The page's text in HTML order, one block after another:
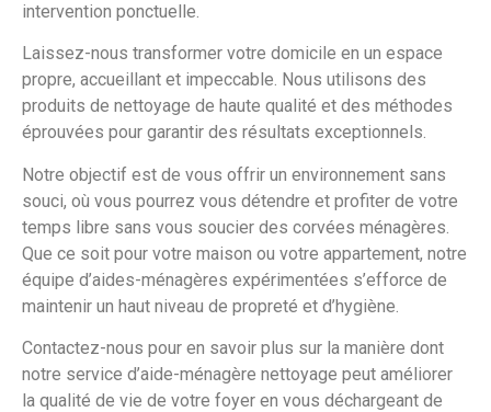
intervention ponctuelle.
Laissez-nous transformer votre domicile en un espace
propre, accueillant et impeccable. Nous utilisons des
produits de nettoyage de haute qualité et des méthodes
éprouvées pour garantir des résultats exceptionnels.
Notre objectif est de vous offrir un environnement sans
souci, où vous pourrez vous détendre et profiter de votre
temps libre sans vous soucier des corvées ménagères.
Que ce soit pour votre maison ou votre appartement, notre
équipe d’aides-ménagères expérimentées s’efforce de
maintenir un haut niveau de propreté et d’hygiène.
Contactez-nous pour en savoir plus sur la manière dont
notre service d’aide-ménagère nettoyage peut améliorer
la qualité de vie de votre foyer en vous déchargeant de